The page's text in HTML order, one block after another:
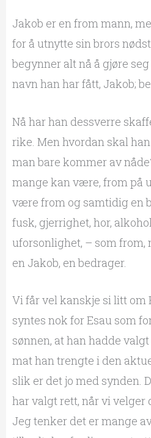
Jakob er en from mann,
for å utnytte sin brors
begynner alt nå å gjøre
navn han har fått, Jakob;
Nå har han dessverre
rike. Men hvordan skal
man bare kommer av
mange kan være, from på
være from og samtidig en
fusk, gjerrighet, hor,
uforsonlighet, – som
en Jakob, en bedrager.
Vi får vel kanskje si litt om
syntes nok for Esau som
sønnen, at han hadde
mat han trengte i den
slik er det jo med synden.
har valgt rett, når vi velger
Jeg tenker det er mange